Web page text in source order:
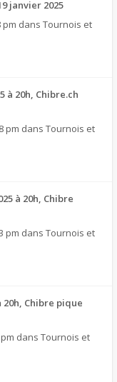
janvier 2025
pm dans Tournois et
à 20h, Chibre.ch
pm dans Tournois et
à 20h, Chibre
pm dans Tournois et
20h, Chibre pique
dans Tournois et